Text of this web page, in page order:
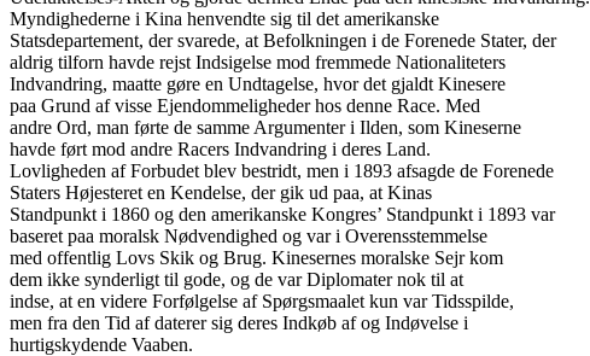
Myndighederne i Kina henvendte sig til det amerikanske
Statsdepartement, der svarede, at Befolkningen i de Forenede Stater, der
aldrig tilforn havde rejst Indsigelse mod fremmede Nationaliteters
Indvandring, maatte gøre en Undtagelse, hvor det gjaldt Kinesere
paa Grund af visse Ejendommeligheder hos denne Race. Med
andre Ord, man førte de samme Argumenter i Ilden, som Kineserne
havde ført mod andre Racers Indvandring i deres Land.
Lovligheden af Forbudet blev bestridt, men i 1893 afsagde de Forenede
Staters Højesteret en Kendelse, der gik ud paa, at Kinas
Standpunkt i 1860 og den amerikanske Kongres’ Standpunkt i 1893 var
baseret paa moralsk Nødvendighed og var i Overensstemmelse
med offentlig Lovs Skik og Brug. Kinesernes moralske Sejr kom
dem ikke synderligt til gode, og de var Diplomater nok til at
indse, at en videre Forfølgelse af Spørgsmaalet kun var Tidsspilde,
men fra den Tid af daterer sig deres Indkøb af og Indøvelse i
hurtigskydende Vaaben.